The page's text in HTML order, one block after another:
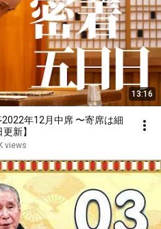
13:16
年12月中席 〜寄席は細
新】
views